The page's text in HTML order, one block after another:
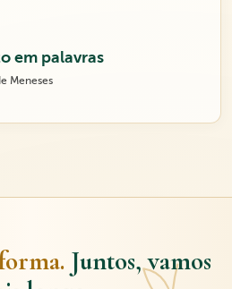
em palavras
Meneses
Juntos, vamos